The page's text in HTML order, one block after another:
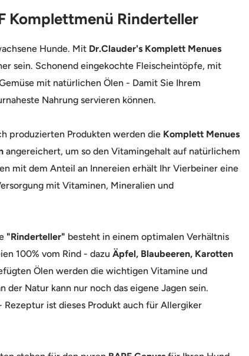
Komplettmenü Rinderteller
Hunde. Mit Dr.Clauder's Komplett Menues
sein. Schonend eingekochte Fleischeintöpfe, mit
mit natürlichen Ölen - Damit Sie Ihrem
Nahrung servieren können.
produzierten Produkten werden die Komplett Menues
angereichert, um so den Vitamingehalt auf natürlichem
mit dem Anteil an Innereien erhält Ihr Vierbeiner eine
mit Vitaminen, Mineralien und
"Rinderteller" besteht in einem optimalen Verhältnis
100% vom Rind - dazu Äpfel, Blaubeeren, Karotten
Ölen werden die wichtigen Vitamine und
der Natur kann nur noch das eigene Jagen sein.
ist dieses Produkt auch für Allergiker